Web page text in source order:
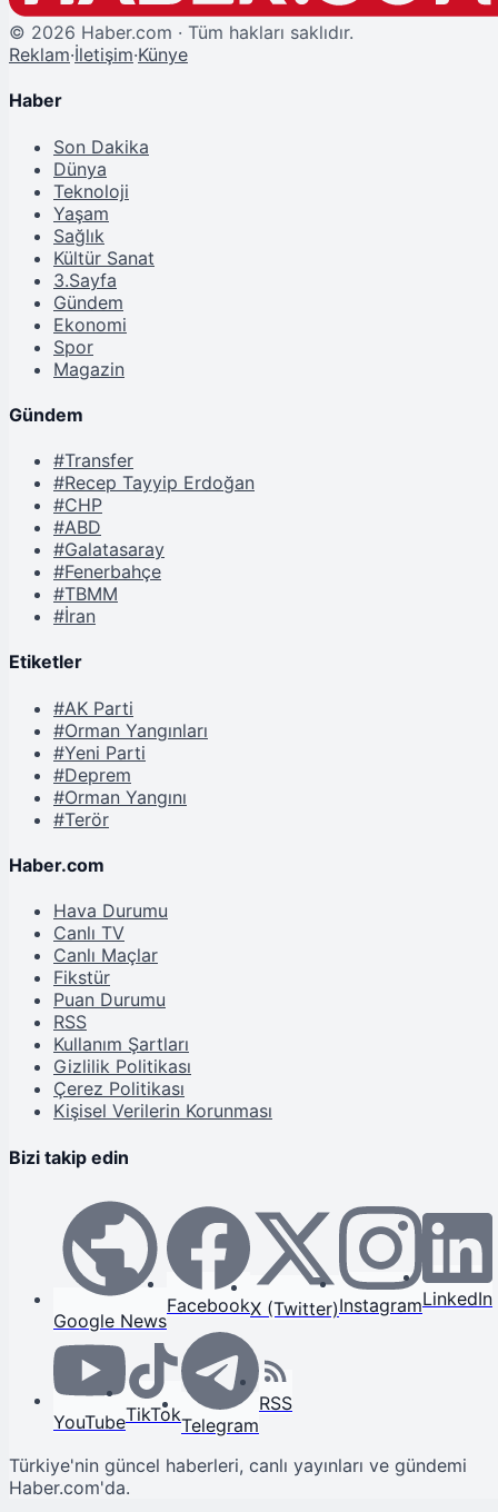
© 2026 Haber.com · Tüm hakları saklıdır.
Reklam·İletişim·Künye
Haber
Son Dakika
Dünya
Teknoloji
Yaşam
Sağlık
Kültür Sanat
3.Sayfa
Gündem
Ekonomi
Spor
Magazin
Gündem
#Transfer
#Recep Tayyip Erdoğan
#CHP
#ABD
#Galatasaray
#Fenerbahçe
#TBMM
#İran
Etiketler
#AK Parti
#Orman Yangınları
#Yeni Parti
#Deprem
#Orman Yangını
#Terör
Haber.com
Hava Durumu
Canlı TV
Canlı Maçlar
Fikstür
Puan Durumu
RSS
Kullanım Şartları
Gizlilik Politikası
Çerez Politikası
Kişisel Verilerin Korunması
Bizi takip edin
Google News
FacebookX (Twitter)InstagramLinkedIn
YouTubeTikTokTelegram
RSS
Türkiye'nin güncel haberleri, canlı yayınları ve gündemi
Haber.com'da.